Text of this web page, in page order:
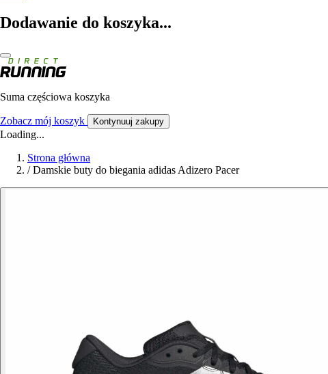
Dodawanie do koszyka...
Suma częściowa koszyka
Zobacz mój koszyk Kontynuuj zakupy
Loading...
Strona główna
/ Damskie buty do biegania adidas Adizero Pacer